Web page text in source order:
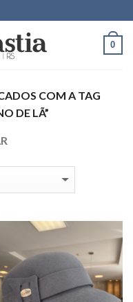
0
COM A TAG
DE LÃ”